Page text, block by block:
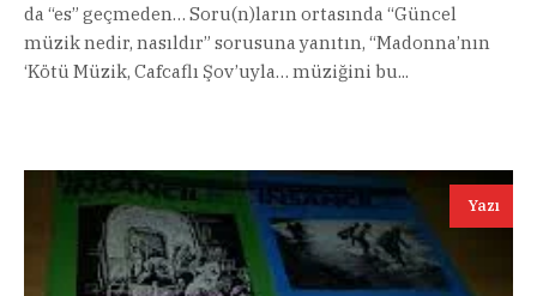
da “es” geçmeden… Soru(n)ların ortasında “Güncel
müzik nedir, nasıldır” sorusuna yanıtın, “Madonna’nın
‘Kötü Müzik, Cafcaflı Şov’uyla… müziğini bu...
Yazı